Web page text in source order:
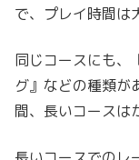
で、プレイ時間は
同じコースにも、
グ』などの種類が
間、長いコースは